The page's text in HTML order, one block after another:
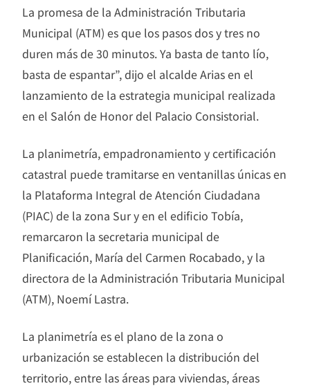
La promesa de la Administración Tributaria
Municipal (ATM) es que los pasos dos y tres no
duren más de 30 minutos. Ya basta de tanto lío,
basta de espantar”, dijo el alcalde Arias en el
lanzamiento de la estrategia municipal realizada
en el Salón de Honor del Palacio Consistorial.
La planimetría, empadronamiento y certificación
catastral puede tramitarse en ventanillas únicas en
la Plataforma Integral de Atención Ciudadana
(PIAC) de la zona Sur y en el edificio Tobía,
remarcaron la secretaria municipal de
Planificación, María del Carmen Rocabado, y la
directora de la Administración Tributaria Municipal
(ATM), Noemí Lastra.
La planimetría es el plano de la zona o
urbanización se establecen la distribución del
territorio, entre las áreas para viviendas, áreas